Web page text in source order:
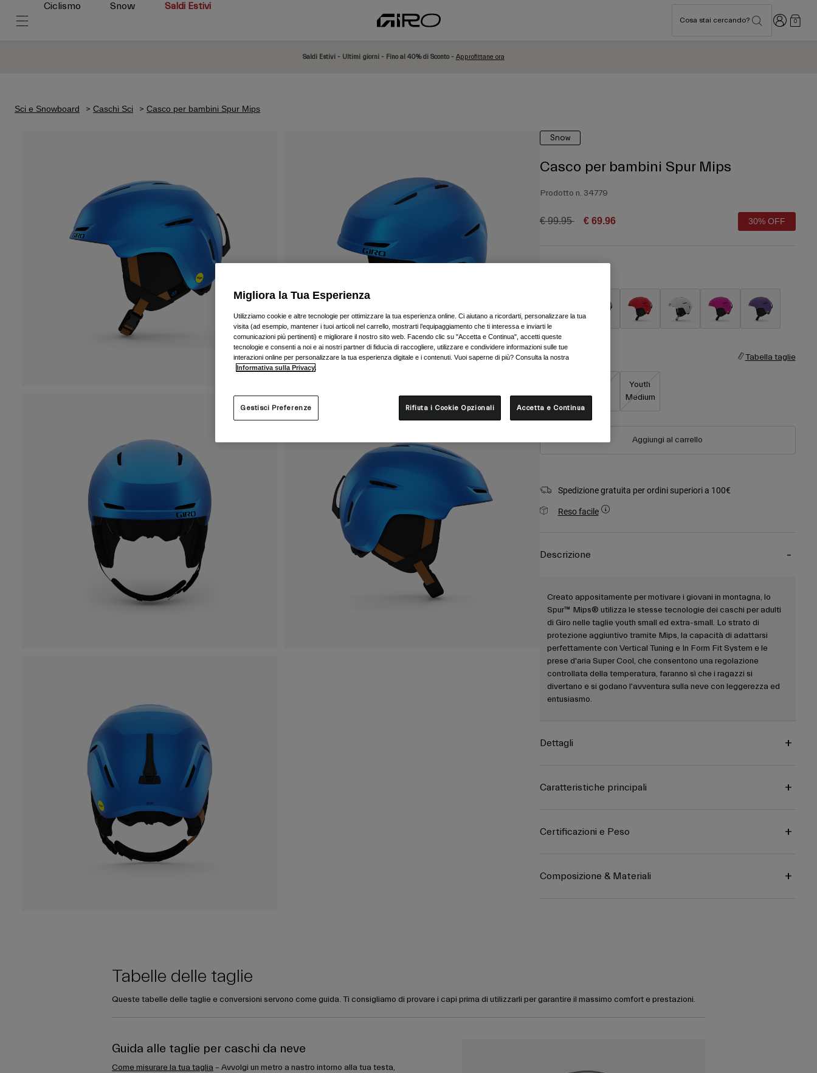
Ciclismo Snow Saldi Estivi
Cosa stai cercando? Accedi
0
Saldi Estivi - Ultimi giorni - Fino al 40% di Sconto - Approfittane ora
Sci e Snowboard Caschi Sci Casco per bambini Spur Mips
Snow
Casco per bambini Spur Mips
Prodotto n. 34779
Price reduced from
€ 99.95to € 69.96 30% OFF
selezionato
Taglia Tabella taglie
Small
Small
Youth
Medium
Aggiungi al carrello
Spedizione gratuita per ordini superiori a 100€
Reso facile
Descrizione
Creato appositamente per motivare i giovani in montagna, lo
Spur™ Mips® utilizza le stesse tecnologie dei caschi per adulti
di Giro nelle taglie youth small ed extra-small. Lo strato di
protezione aggiuntivo tramite Mips, la capacità di adattarsi
perfettamente con Vertical Tuning e In Form Fit System e le
prese d'aria Super Cool, che consentono una regolazione
controllata della temperatura, faranno sì che i ragazzi si
divertano e si godano l'avventura sulla neve con leggerezza ed
entusiasmo.
Dettagli
Caratteristiche principali
Certificazioni e Peso
Composizione & Materiali
Tabelle delle taglie
Queste tabelle delle taglie e conversioni servono come guida. Ti consigliamo di provare i capi prima di utilizzarli per garantire il massimo comfort e prestazioni.
Guida alle taglie per caschi da neve
Come misurare la tua taglia – Avvolgi un metro a nastro intorno alla tua testa,
Migliora la Tua Esperienza
Utilizziamo cookie e altre tecnologie per ottimizzare la tua esperienza online. Ci aiutano a ricordarti, personalizzare la tua
visita (ad esempio, mantener i tuoi articoli nel carrello, mostrarti l’equipaggiamento che ti interessa e inviarti le
comunicazioni più pertinenti) e migliorare il nostro sito web. Facendo clic su "Accetta e Continua", accetti queste
tecnologie e consenti a noi e ai nostri partner di fiducia di raccogliere, utilizzare e condividere informazioni sulle tue
interazioni online per personalizzare la tua esperienza digitale e i contenuti. Vuoi saperne di più? Consulta la nostra
Informativa sulla Privacy
Gestisci Preferenze Rifiuta i Cookie Opzionali Accetta e Continua